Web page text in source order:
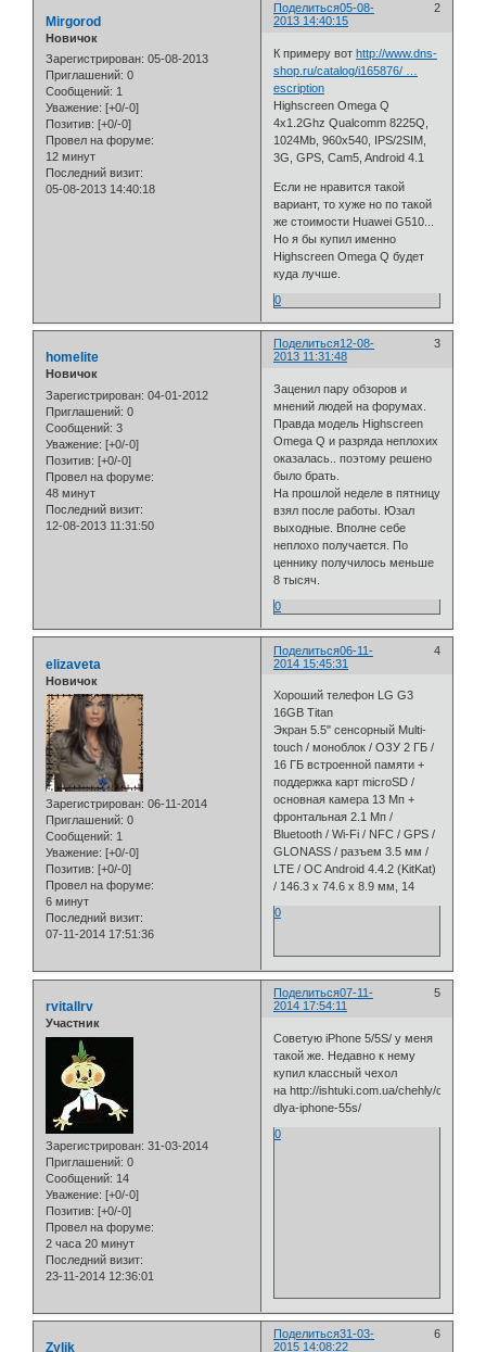
Поделиться 2
05-08-
2013 14:40:15
Mirgorod
Новичок
Зарегистрирован: 05-08-2013
Приглашений: 0
Сообщений: 1
Уважение: [+0/-0]
Позитив: [+0/-0]
Провел на форуме:
12 минут
Последний визит:
05-08-2013 14:40:18
К примеру вотhttp://www.dns-
shop.ru/catalog/i165876/ …
escription
Highscreen Omega Q
4x1.2Ghz Qualcomm 8225Q,
1024Mb, 960x540, IPS/2SIM,
3G, GPS, Cam5, Android 4.1
Если не нравится такой
вариант, то хуже но по такой
же стоимости Huawei G510...
Но я бы купил именно
Highscreen Omega Q будет
куда лучше.
0
Поделиться 3
12-08-
2013 11:31:48
homelite
Новичок
Зарегистрирован: 04-01-2012
Приглашений: 0
Сообщений: 3
Уважение: [+0/-0]
Позитив: [+0/-0]
Провел на форуме:
48 минут
Последний визит:
12-08-2013 11:31:50
Заценил пару обзоров и
мнений людей на форумах.
Правда модель Highscreen
Omega Q и разряда неплохих
оказалась.. поэтому решено
было брать.
На прошлой неделе в пятницу
взял после работы. Юзал
выходные. Вполне себе
неплохо получается. По
ценнику получилось меньше
8 тысяч.
0
Поделиться 4
06-11-
2014 15:45:31
elizaveta
Новичок
Зарегистрирован: 06-11-2014
Приглашений: 0
Сообщений: 1
Уважение: [+0/-0]
Позитив: [+0/-0]
Провел на форуме:
6 минут
Последний визит:
07-11-2014 17:51:36
Хороший телефон LG G3
16GB Titan
Экран 5.5" сенсорный Multi-
touch / моноблок / ОЗУ 2 ГБ /
16 ГБ встроенной памяти +
поддержка карт microSD /
основная камера 13 Мп +
фронтальная 2.1 Мп /
Bluetooth / Wi-Fi / NFC / GPS /
GLONASS / разъем 3.5 мм /
LTE / OC Android 4.4.2 (KitKat)
/ 146.3 x 74.6 x 8.9 мм, 14
0
Поделиться 5
07-11-
2014 17:54:11
rvitallrv
Участник
Зарегистрирован: 31-03-2014
Приглашений: 0
Сообщений: 14
Уважение: [+0/-0]
Позитив: [+0/-0]
Провел на форуме:
2 часа 20 минут
Последний визит:
23-11-2014 12:36:01
Советую iPhone 5/5S/ у меня
такой же. Недавно к нему
купил классный чехол
на http://ishtuki.com.ua/chehly/chehly-
dlya-iphone-55s/
0
Поделиться 6
31-03-
2015 14:08:22
Zylik